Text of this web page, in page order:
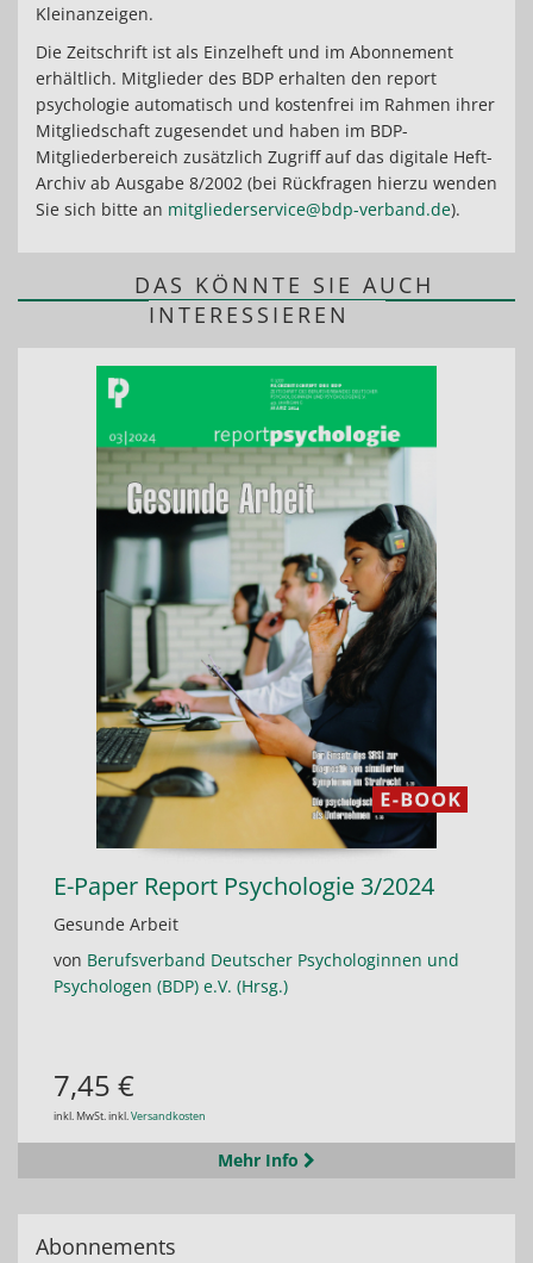
Kleinanzeigen.
Die Zeitschrift ist als Einzelheft und im Abonnement
erhältlich. Mitglieder des BDP erhalten den report
psychologie automatisch und kostenfrei im Rahmen ihrer
Mitgliedschaft zugesendet und haben im BDP-
Mitgliederbereich zusätzlich Zugriff auf das digitale Heft-
Archiv ab Ausgabe 8/2002 (bei Rückfragen hierzu wenden
Sie sich bitte an mitgliederservice@bdp-verband.de).
DAS KÖNNTE SIE AUCH
INTERESSIEREN
E-Paper Report Psychologie 3/2024
Gesunde Arbeit
von Berufsverband Deutscher Psychologinnen und
Psychologen (BDP) e.V. (Hrsg.)
7,45 €
inkl. MwSt. inkl.Versandkosten
Mehr Info
Abonnements